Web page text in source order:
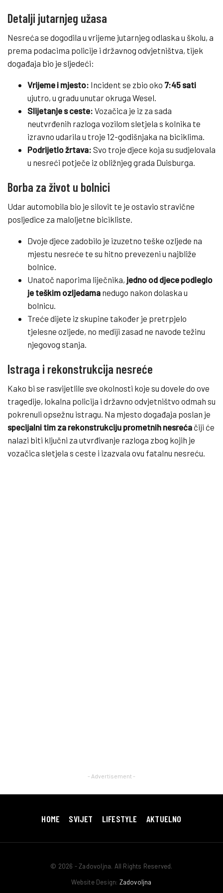
Detalji jutarnjeg užasa
Nesreća se dogodila u vrijeme jutarnjeg odlaska u školu, a
prema podacima policije i državnog odvjetništva, tijek
događaja bio je sljedeći:
Vrijeme i mjesto: Incident se zbio oko 7:45 sati
ujutro, u gradu unutar okruga Wesel.
Slijetanje s ceste: Vozačica je iz za sada
neutvrđenih razloga vozilom sletjela s kolnika te
izravno udarila u troje 12-godišnjaka na biciklima.
Podrijetlo žrtava: Svo troje djece koja su sudjelovala
u nesreći potječe iz obližnjeg grada Duisburga.
Borba za život u bolnici
Udar automobila bio je silovit te je ostavio stravične
posljedice za maloljetne bicikliste.
Dvoje djece zadobilo je izuzetno teške ozljede na
mjestu nesreće te su hitno prevezeni u najbliže
bolnice.
Unatoč naporima liječnika, jedno od djece podleglo
je teškim ozljedama nedugo nakon dolaska u
bolnicu.
Treće dijete iz skupine također je pretrpjelo
tjelesne ozljede, no mediji zasad ne navode težinu
njegovog stanja.
Istraga i rekonstrukcija nesreće
Kako bi se rasvijetlile sve okolnosti koje su dovele do ove
tragedije, lokalna policija i državno odvjetništvo odmah su
pokrenuli opsežnu istragu. Na mjesto događaja poslan je
specijalni tim za rekonstrukciju prometnih nesreća čiji će
nalazi biti ključni za utvrđivanje razloga zbog kojih je
vozačica sletjela s ceste i izazvala ovu fatalnu nesreću.
- Advertisement -
HOME SVIJET LIFESTYLE AKTUELNO
© 2026 - Zadovoljna. All Rights Reserved.
Website Design: Zadovoljna